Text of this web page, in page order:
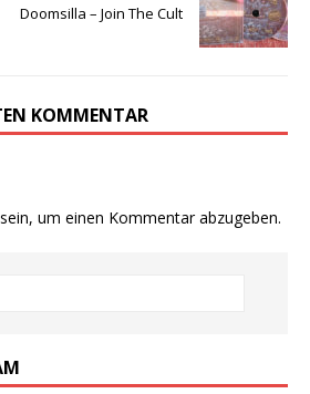
Doomsilla ‎– Join The Cult
KOMMENTAR
sein, um einen Kommentar abzugeben.